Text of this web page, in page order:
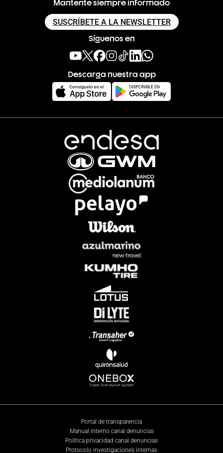
SUSCRÍBETE A LA NEWSLETTER
Síguenos en
Descarga nuestra app
Portal de transparencia
Manual interno canal denuncias
Política privacidad canal denuncias
Protocolo investigaciones internas